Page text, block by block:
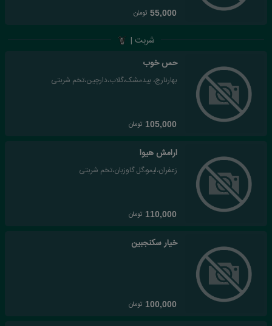
55,000 تومان
شربت |
حس خوب
بهارنارج، بیدمشک،گلاب،دارچین،تخم شربتی
105,000 تومان
ارامش هیوا
زعفران،لیمو،گل گاوزبان،تخم شربتی
110,000 تومان
خیار سکنجبین
100,000 تومان